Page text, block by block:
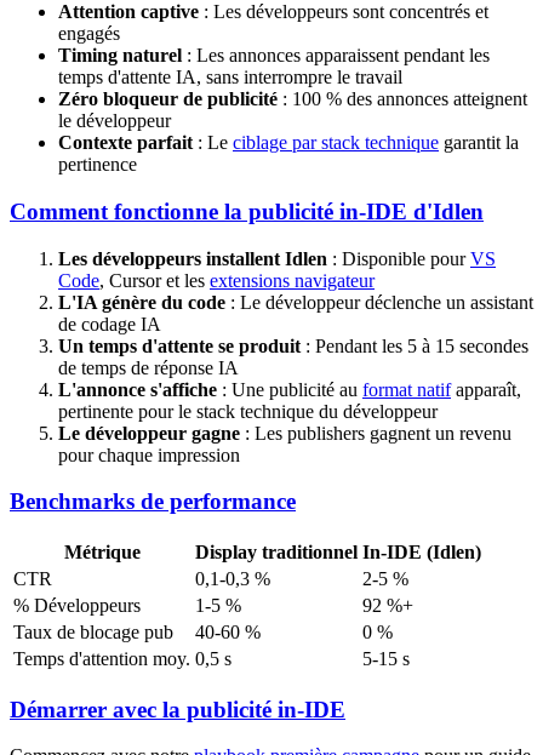
Attention captive : Les développeurs sont concentrés et
engagés
Timing naturel : Les annonces apparaissent pendant les
temps d'attente IA, sans interrompre le travail
Zéro bloqueur de publicité : 100 % des annonces atteignent
le développeur
Contexte parfait : Le ciblage par stack technique garantit la
pertinence
Comment fonctionne la publicité in-IDE d'Idlen
Les développeurs installent Idlen : Disponible pourVS
Code, Cursor et les extensions navigateur
L'IA génère du code : Le développeur déclenche un assistant
de codage IA
Un temps d'attente se produit : Pendant les 5 à 15 secondes
de temps de réponse IA
L'annonce s'affiche : Une publicité au format natifapparaît,
pertinente pour le stack technique du développeur
Le développeur gagne : Les publishers gagnent un revenu
pour chaque impression
Benchmarks de performance
Métrique Display traditionnel In-IDE (Idlen)
CTR
0,1-0,3 %
2-5 %
% Développeurs
1-5 %
92 %+
Taux de blocage pub
40-60 %
0 %
Temps d'attention moy. 0,5 s 5-15 s
Démarrer avec la publicité in-IDE